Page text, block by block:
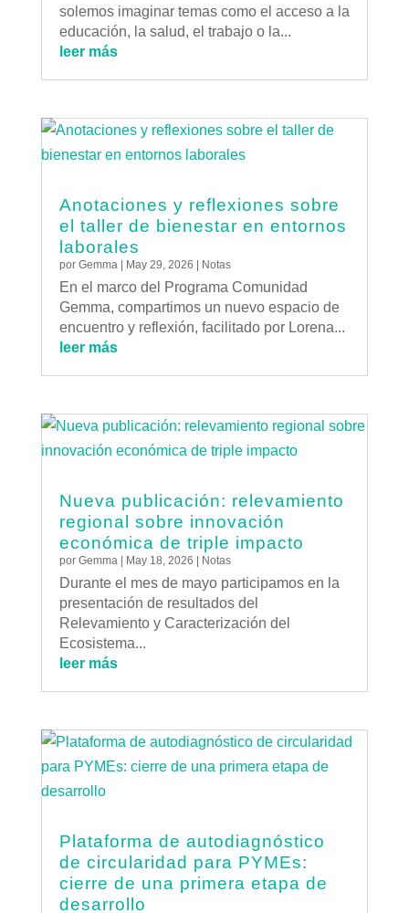
solemos imaginar temas como el acceso a la
educación, la salud, el trabajo o la...
leer más
Anotaciones y reflexiones sobre
el taller de bienestar en entornos
laborales
por Gemma| May 29, 2026 Notas
En el marco del Programa Comunidad
Gemma, compartimos un nuevo espacio de
encuentro y reflexión, facilitado por Lorena...
leer más
Nueva publicación: relevamiento
regional sobre innovación
económica de triple impacto
por Gemma| May 18, 2026 Notas
Durante el mes de mayo participamos en la
presentación de resultados del
Relevamiento y Caracterización del
Ecosistema...
leer más
Plataforma de autodiagnóstico
de circularidad para PYMEs:
cierre de una primera etapa de
desarrollo